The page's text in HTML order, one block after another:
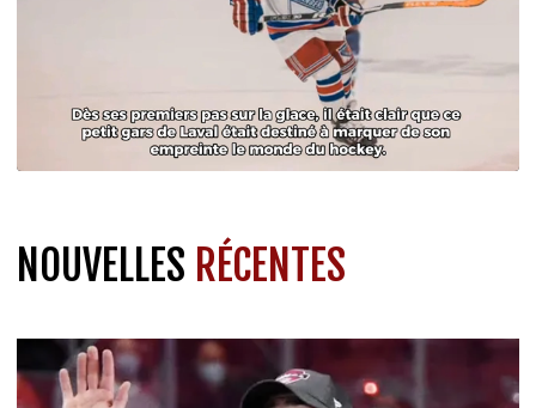
NOUVELLES RÉCENTES